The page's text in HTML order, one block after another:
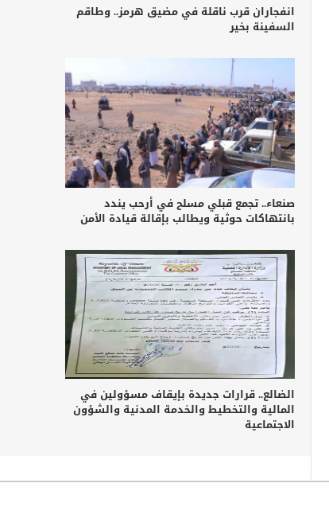
انفجاران قرب ناقلة في مضيق هرمز.. وطاقم
السفينة بخير
صنعاء.. تجمع قبلي مسلح في أرحب يندد
بانتهاكات حوثية ويطالب بإقالة قيادة الأمن
الضالع.. قرارات جديدة بإيقاف مسؤولين في
المالية والتخطيط والخدمة المدنية والشؤون
الاجتماعية